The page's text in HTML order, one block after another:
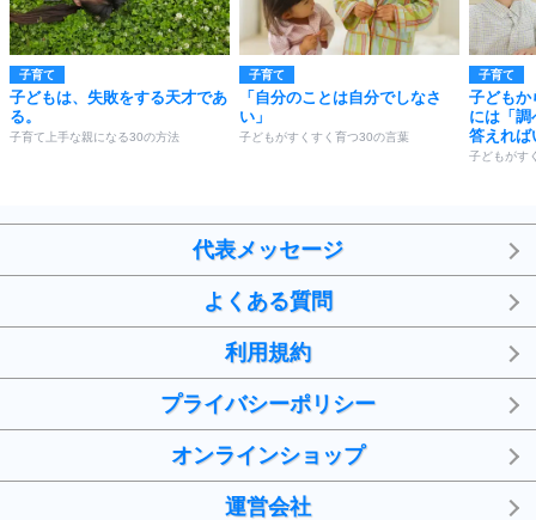
子育て
子どもは、失敗をする天才であ
る。
子育て上手な親になる30の方法
子育て
「自分のことは自分でしなさ
い」
子どもがすくすく育つ30の言葉
子育て
子どもか
には「
答えれば
子どもがす
代表メッセージ
よくある質問
利用規約
プライバシーポリシー
オンラインショップ
運営会社